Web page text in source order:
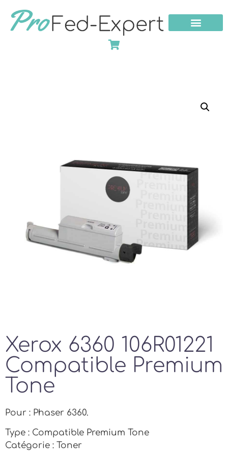
Xerox 6360 106R01221
Compatible Premium
Tone
Pour : Phaser 6360.
Type : Compatible Premium Tone
Catégorie : Toner